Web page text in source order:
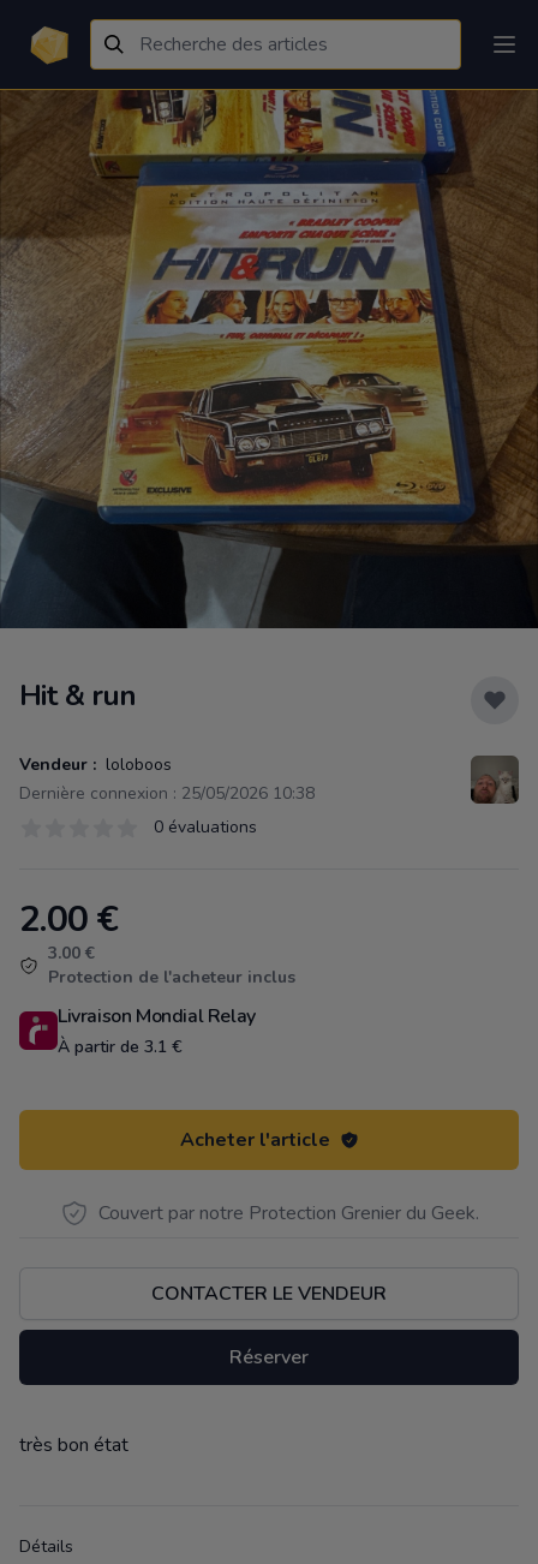
Hit & run
Vendeur : loloboos
Dernière connexion : 25/05/2026 10:38
0 évaluations
Product information
2.00€
3.00 €
Protection de l'acheteur inclus
Livraison Mondial Relay
À partir de 3.1 €
Acheter l'article
Couvert par notre Protection Grenier du Geek.
CONTACTER LE VENDEUR
Réserver
Description
très bon état
Détails